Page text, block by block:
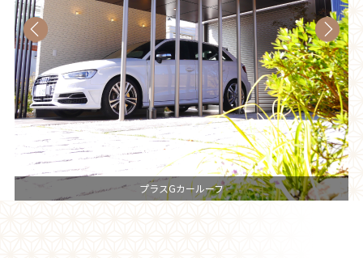
プラスGカールーフ